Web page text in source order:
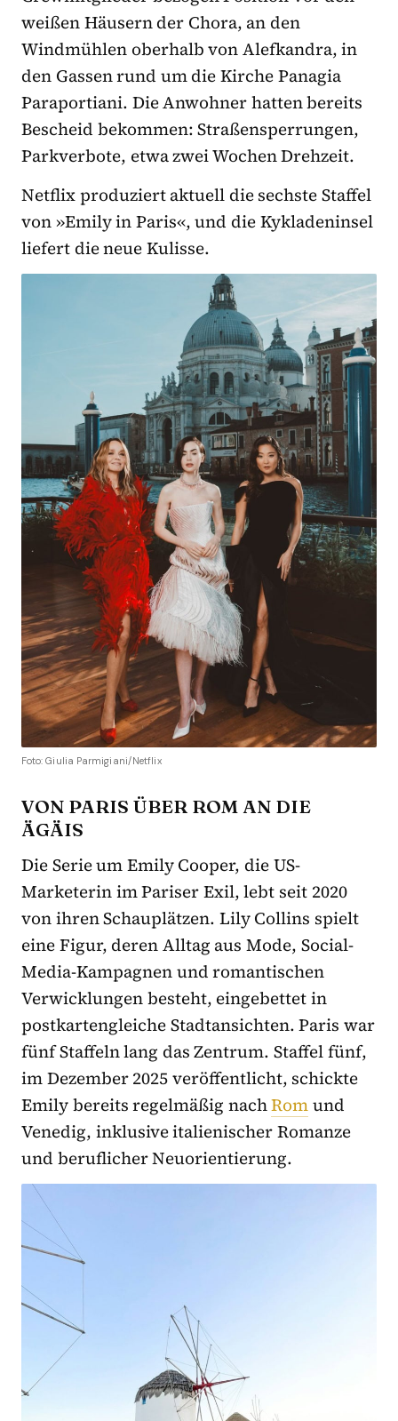
weißen Häusern der Chora, an den
Windmühlen oberhalb von Alefkandra, in
den Gassen rund um die Kirche Panagia
Paraportiani. Die Anwohner hatten bereits
Bescheid bekommen: Straßensperrungen,
Parkverbote, etwa zwei Wochen Drehzeit.
Netflix produziert aktuell die sechste Staffel
von »Emily in Paris«, und die Kykladeninsel
liefert die neue Kulisse.
Foto: Giulia Parmigiani/Netflix
VON PARIS ÜBER ROM AN DIE
ÄGÄIS
Die Serie um Emily Cooper, die US-
Marketerin im Pariser Exil, lebt seit 2020
von ihren Schauplätzen. Lily Collins spielt
eine Figur, deren Alltag aus Mode, Social-
Media-Kampagnen und romantischen
Verwicklungen besteht, eingebettet in
postkartengleiche Stadtansichten. Paris war
fünf Staffeln lang das Zentrum. Staffel fünf,
im Dezember 2025 veröffentlicht, schickte
Emily bereits regelmäßig nachRomund
Venedig, inklusive italienischer Romanze
und beruflicher Neuorientierung.